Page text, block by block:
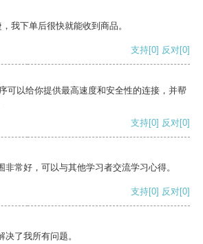
我下单后很快就能收到商品。
支持[0] 反对[0]
可以给你提供最高速度和安全性的连接，并帮
支持[0] 反对[0]
常好，可以与其他学习者交流学习心得。
支持[0] 反对[0]
了我所有问题。